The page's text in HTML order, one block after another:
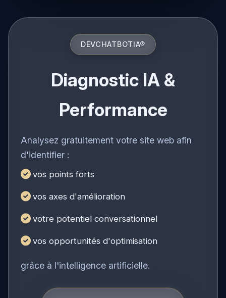
Diagnostic IA &
Analysez gratuitement votre site web afin
d'identifier :
vos points forts
vos axes d'amélioration
votre potentiel conversationnel